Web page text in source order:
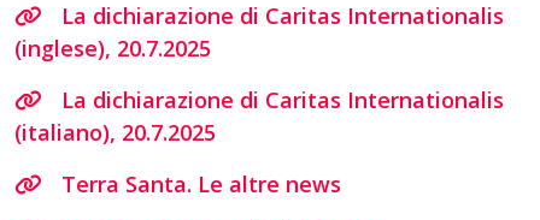
La dichiarazione di Caritas Internationalis
(inglese), 20.7.2025
La dichiarazione di Caritas Internationalis
(italiano), 20.7.2025
Terra Santa. Le altre news